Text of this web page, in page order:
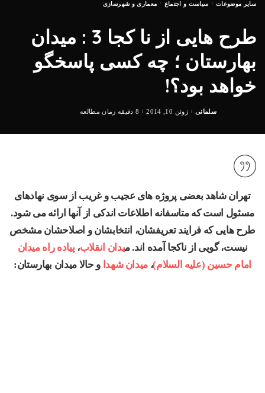
سایر موضوعات سیاست و اجتماع معماری و شهرسازی
طرح هایی از نا کجا 3 : میدان
بهارستان ؛ چه کسی پاسخگو
خواهد بود؟!
Posted
سلمانی ژوئن 10, 2014 8 دقیقه زمان مطالعه
تهران شاهد بعضی پروژه های عجیب و غریب از سوی نهادهای
مسئول است که متاسفانه اطلاعات اندکی از آنها ارائه می شود.
طرح هایی که فرایند تعریفشان، انتخابشان و اصلاحشان مشخص
نیست، گویی از ناکجا آمده اند. میدان انقلاب، پیاده راه میدان
امام حسین (علیه السلام)، میدان شهدا و حالا میدان بهارستان: